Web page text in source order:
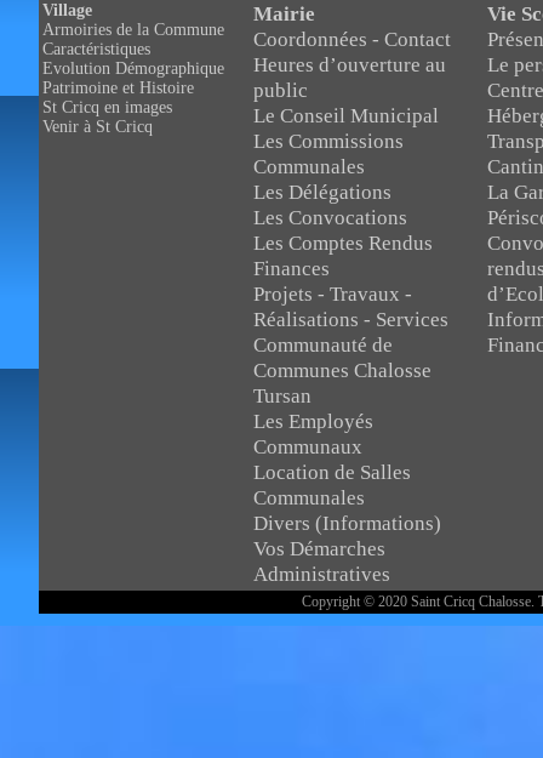
Village
Armoiries de la Commune
Caractéristiques
Evolution Démographique
Patrimoine et Histoire
St Cricq en images
Venir à St Cricq
Mairie
Coordonnées - Contact
Heures d’ouverture au
public
Le Conseil Municipal
Les Commissions
Communales
Les Délégations
Les Convocations
Les Comptes Rendus
Finances
Projets - Travaux -
Réalisations - Services
Communauté de
Communes Chalosse
Tursan
Les Employés
Communaux
Location de Salles
Communales
Divers (Informations)
Vos Démarches
Administratives
Vie
Le
La
Copyright © 2020 Saint Cricq Chalosse.